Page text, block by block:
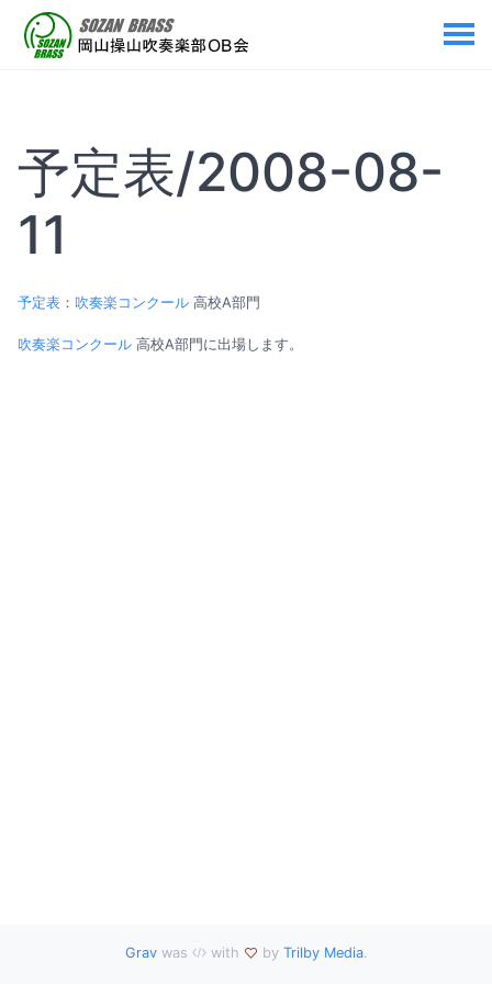
予定表/2008-08-
11
予定表 ： 吹奏楽コンクール 高校A部門
吹奏楽コンクール 高校A部門に出場します。
Gravwas with by Trilby Media.